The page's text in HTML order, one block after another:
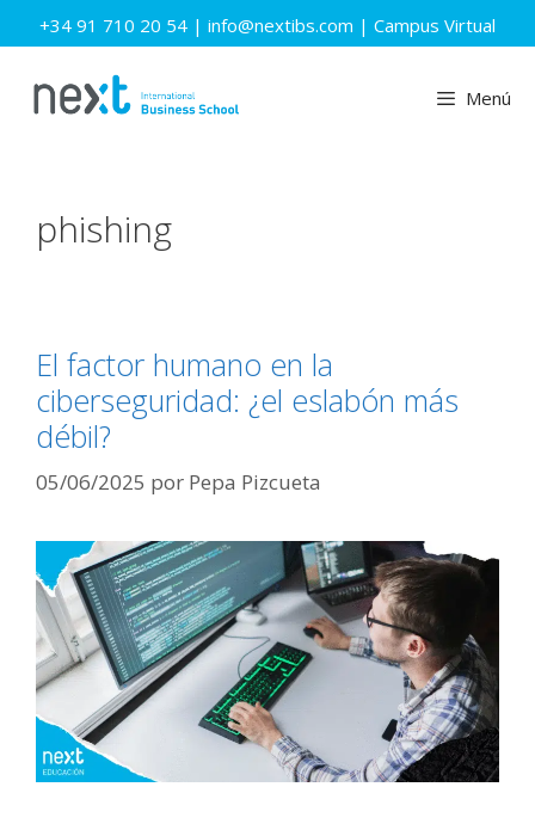
Saltar
al
+34 91 710 20 54 | info@nextibs.com | Campus Virtual
Menú
phishing
El factor humano en la
ciberseguridad: ¿el eslabón más
débil?
05/06/2025 por Pepa Pizcueta